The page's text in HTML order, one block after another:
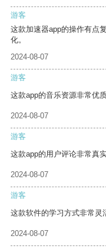
游客
这款加速器app的操作有点
化。
2024-08-07
游客
这款app的音乐资源非常优
2024-08-07
游客
这款app的用户评论非常真
2024-08-07
游客
这款软件的学习方式非常灵
2024-08-07